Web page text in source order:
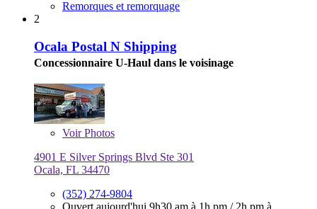
Remorques et remorquage
2
Ocala Postal N Shipping
Concessionnaire U-Haul dans le voisinage
VoirPhotos
4901 E Silver Springs Blvd Ste 301
Ocala, FL 34470
(352) 274-9804
Ouvert aujourd'hui 9h30 am à 1h pm / 2h pm à